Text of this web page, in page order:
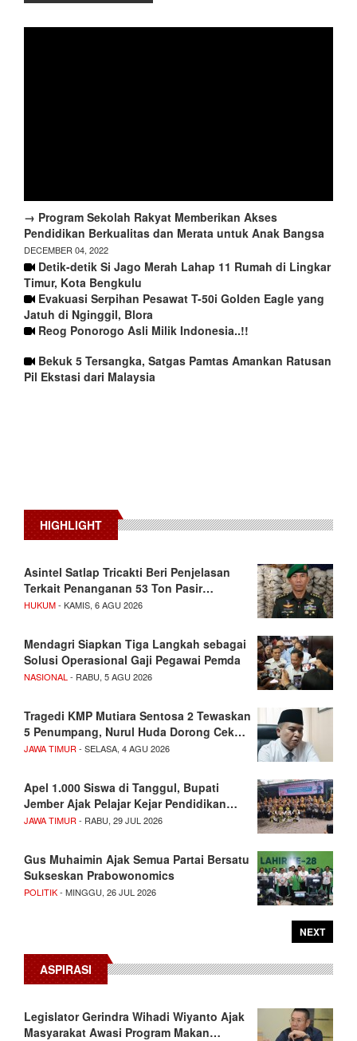
→ Program Sekolah Rakyat Memberikan Akses
Pendidikan Berkualitas dan Merata untuk Anak Bangsa
DECEMBER 04, 2022
Detik-detik Si Jago Merah Lahap 11 Rumah di Lingkar
Timur, Kota Bengkulu
Evakuasi Serpihan Pesawat T-50i Golden Eagle yang
Jatuh di Nginggil, Blora
Reog Ponorogo Asli Milik Indonesia..!!
Bekuk 5 Tersangka, Satgas Pamtas Amankan Ratusan
Pil Ekstasi dari Malaysia
HIGHLIGHT
Asintel Satlap Tricakti Beri Penjelasan
Terkait Penanganan 53 Ton Pasir…
HUKUM- KAMIS, 6 AGU 2026
Mendagri Siapkan Tiga Langkah sebagai
Solusi Operasional Gaji Pegawai Pemda
NASIONAL - RABU, 5 AGU 2026
Tragedi KMP Mutiara Sentosa 2 Tewaskan
5 Penumpang, Nurul Huda Dorong Cek…
JAWA TIMUR - SELASA, 4 AGU 2026
Apel 1.000 Siswa di Tanggul, Bupati
Jember Ajak Pelajar Kejar Pendidikan…
JAWA TIMUR - RABU, 29 JUL 2026
Gus Muhaimin Ajak Semua Partai Bersatu
Sukseskan Prabowonomics
POLITIK- MINGGU, 26 JUL 2026
NEXT
ASPIRASI
Legislator Gerindra Wihadi Wiyanto Ajak
Masyarakat Awasi Program Makan…